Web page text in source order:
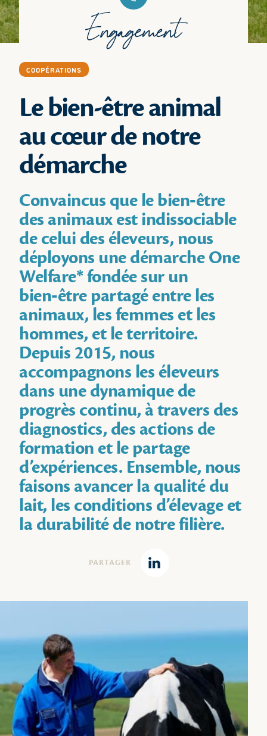
Engagement
COOPÉRATIONS
Le bien-être animal
au cœur de notre
démarche
Convaincus que le bien‑être
des animaux est indissociable
de celui des éleveurs, nous
déployons une démarche One
Welfare* fondée sur un
bien‑être partagé entre les
animaux, les femmes et les
hommes, et le territoire.
Depuis 2015, nous
accompagnons les éleveurs
dans une dynamique de
progrès continu, à travers des
diagnostics, des actions de
formation et le partage
d’expériences. Ensemble, nous
faisons avancer la qualité du
lait, les conditions d’élevage et
la durabilité de notre filière.
PARTAGER
Linkedin